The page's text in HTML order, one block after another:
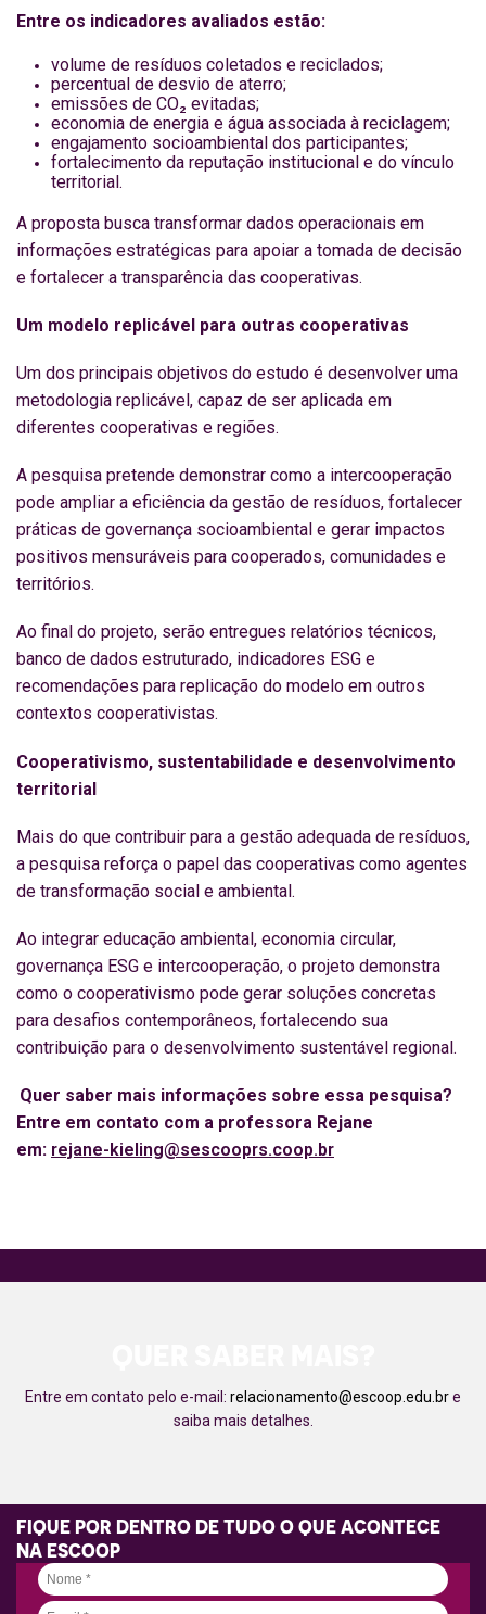
Entre os indicadores avaliados estão:
volume de resíduos coletados e reciclados;
percentual de desvio de aterro;
emissões de CO₂ evitadas;
economia de energia e água associada à reciclagem;
engajamento socioambiental dos participantes;
fortalecimento da reputação institucional e do vínculo
territorial.
A proposta busca transformar dados operacionais em
informações estratégicas para apoiar a tomada de decisão
e fortalecer a transparência das cooperativas.
Um modelo replicável para outras cooperativas
Um dos principais objetivos do estudo é desenvolver uma
metodologia replicável, capaz de ser aplicada em
diferentes cooperativas e regiões.
A pesquisa pretende demonstrar como a intercooperação
pode ampliar a eficiência da gestão de resíduos, fortalecer
práticas de governança socioambiental e gerar impactos
positivos mensuráveis para cooperados, comunidades e
territórios.
Ao final do projeto, serão entregues relatórios técnicos,
banco de dados estruturado, indicadores ESG e
recomendações para replicação do modelo em outros
contextos cooperativistas.
Cooperativismo, sustentabilidade e desenvolvimento
territorial
Mais do que contribuir para a gestão adequada de resíduos,
a pesquisa reforça o papel das cooperativas como agentes
de transformação social e ambiental.
Ao integrar educação ambiental, economia circular,
governança ESG e intercooperação, o projeto demonstra
como o cooperativismo pode gerar soluções concretas
para desafios contemporâneos, fortalecendo sua
contribuição para o desenvolvimento sustentável regional.
Quer saber mais informações sobre essa pesquisa?
Entre em contato com a professora Rejane
em: rejane-kieling@sescooprs.coop.br
Entre em contato pelo e-mail: relacionamento@escoop.edu.bre
saiba mais detalhes.
FIQUE POR DENTRO DE TUDO O QUE ACONTECE
NA ESCOOP